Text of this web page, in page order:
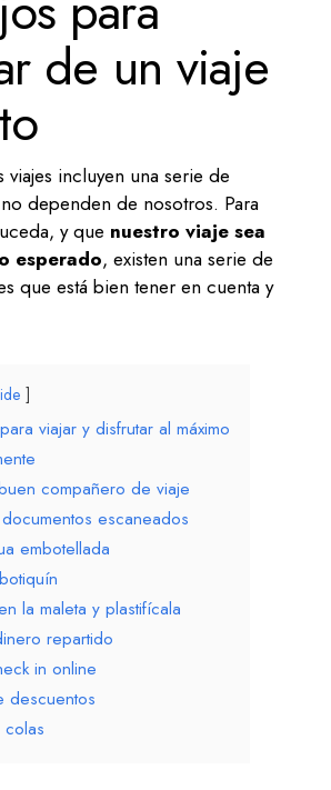
de un viaje
viajes incluyen una serie de
dependen de nosotros. Para
y que nuestro viaje sea
esperado, existen una serie de
que está bien tener en cuenta y
viajar y disfrutar al máximo
compañero de viaje
escaneados
embotellada
la maleta y plastifícala
repartido
in online
descuentos
colas